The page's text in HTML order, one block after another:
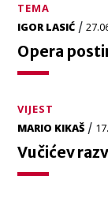
TEMA
IGOR LASIĆ /
Opera
VIJEST
MARIO KIKAŠ /
Vučićev